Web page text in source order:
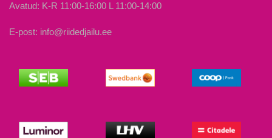
Avatud: K-R 11:00-16:00 L 11:00-14:00
E-post: info@riidedjailu.ee